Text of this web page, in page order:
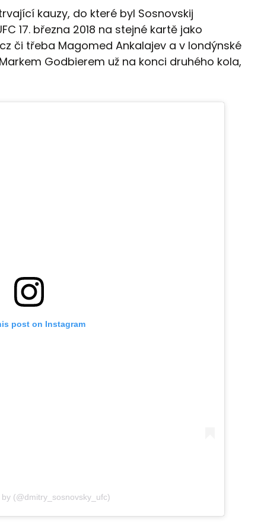
kauzy, do které byl Sosnovskij
17. března 2018 na stejné kartě jako
či třeba Magomed Ankalajev a v londýnské
Godbierem už na konci druhého kola,
post on Instagram
(@dmitry_sosnovsky_ufc)